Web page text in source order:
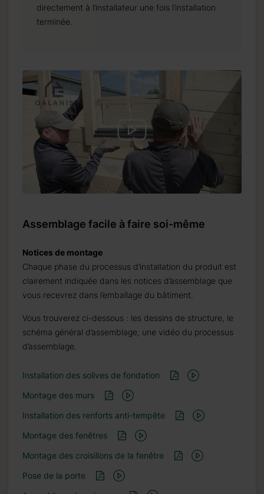
directement à l’installateur une fois l’installation
terminée.
Assemblage facile à faire soi-même
Notices de montage
Chaque phase du processus d’installation du produit est
clairement indiquée dans les notices d’assemblage que
vous recevrez dans l’emballage du bâtiment.
Vous trouverez ci-dessous : les dessins de structure, le
schéma général d’assemblage, une vidéo du processus
d’assemblage.
Installation des solives de fondation
Montage des murs
Installation des renforts anti-tempête
Montage des fenêtres
Montage des croisillons de la fenêtre
Pose de la porte